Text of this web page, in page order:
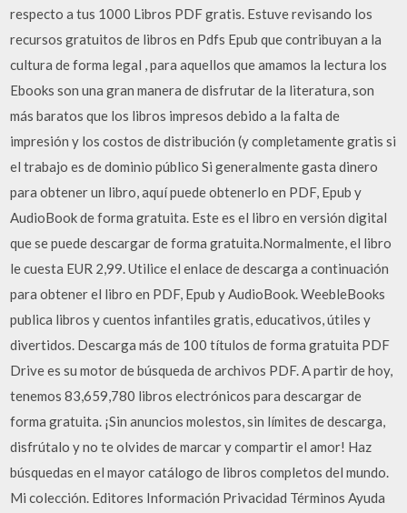
respecto a tus 1000 Libros PDF gratis. Estuve revisando los
recursos gratuitos de libros en Pdfs Epub que contribuyan a la
cultura de forma legal , para aquellos que amamos la lectura los
Ebooks son una gran manera de disfrutar de la literatura, son
más baratos que los libros impresos debido a la falta de
impresión y los costos de distribución (y completamente gratis si
el trabajo es de dominio público Si generalmente gasta dinero
para obtener un libro, aquí puede obtenerlo en PDF, Epub y
AudioBook de forma gratuita. Este es el libro en versión digital
que se puede descargar de forma gratuita.Normalmente, el libro
le cuesta EUR 2,99. Utilice el enlace de descarga a continuación
para obtener el libro en PDF, Epub y AudioBook. WeebleBooks
publica libros y cuentos infantiles gratis, educativos, útiles y
divertidos. Descarga más de 100 títulos de forma gratuita PDF
Drive es su motor de búsqueda de archivos PDF. A partir de hoy,
tenemos 83,659,780 libros electrónicos para descargar de
forma gratuita. ¡Sin anuncios molestos, sin límites de descarga,
disfrútalo y no te olvides de marcar y compartir el amor! Haz
búsquedas en el mayor catálogo de libros completos del mundo.
Mi colección. Editores Información Privacidad Términos Ayuda